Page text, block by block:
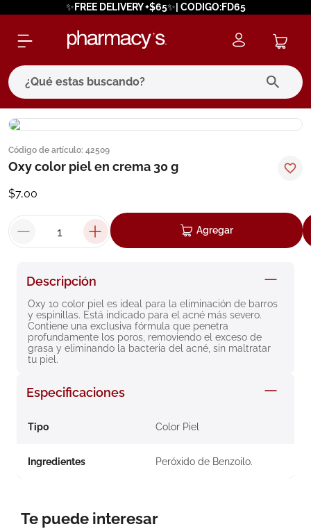
✨FREE DELIVERY +$65✨| CODIGO:FD65
¿Qué estas buscando?
Código de artículo: 42509
Oxy color piel en crema 30 g
$7,00
Agregar
Descripción
Oxy 10 color piel es ideal para la eliminación de barros
y espinillas. Está indicado para el acné más severo.
Contiene una exclusiva fórmula que penetra
profundamente los poros, removiendo el exceso de
grasa y eliminando la bacteria del acné, sin maltratar
tu piel.
Especificaciones
Tipo Color Piel
Ingredientes Peróxido de Benzoilo.
Te puede interesar
términos más buscados
1. eucerin
bioderma
5. cerave
6 degraler
7. isdin
8. roche posay
9. pañales